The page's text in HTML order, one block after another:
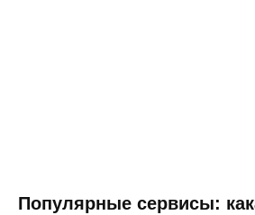
Популярные сервисы: